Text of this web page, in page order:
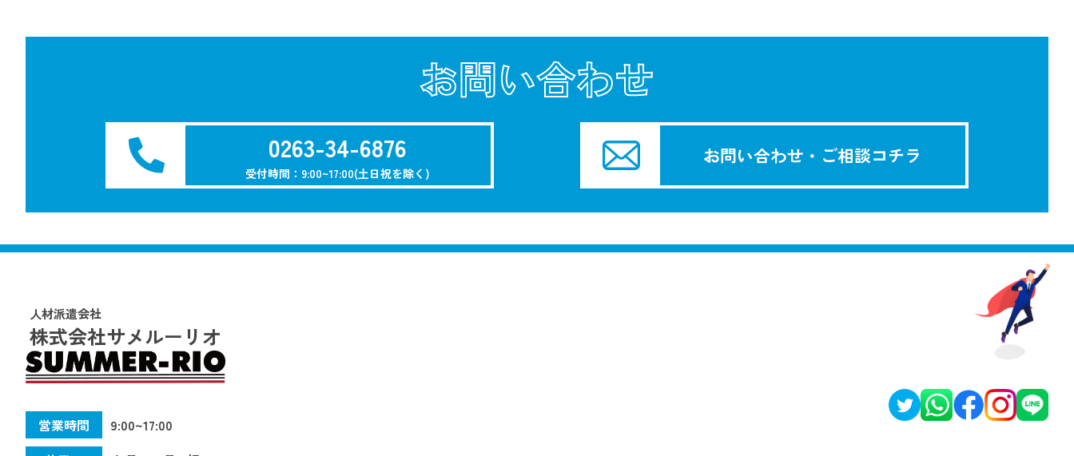
お問い合わせ
0263-34-6876
受付時間：9:00~17:00(土日祝を除く)
お問い合わせ・ご相談コチラ
人材派遣会社
株式会社サメルーリオ
営業時間
9:00~17:00